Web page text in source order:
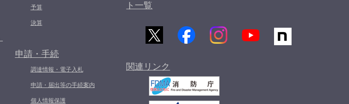
予算
決算
申請・手続
調達情報・電子入札
申請・届出等の手続案内
個人情報保護
ト一覧
関連リンク